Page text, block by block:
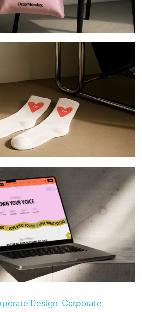
Design, Corporate